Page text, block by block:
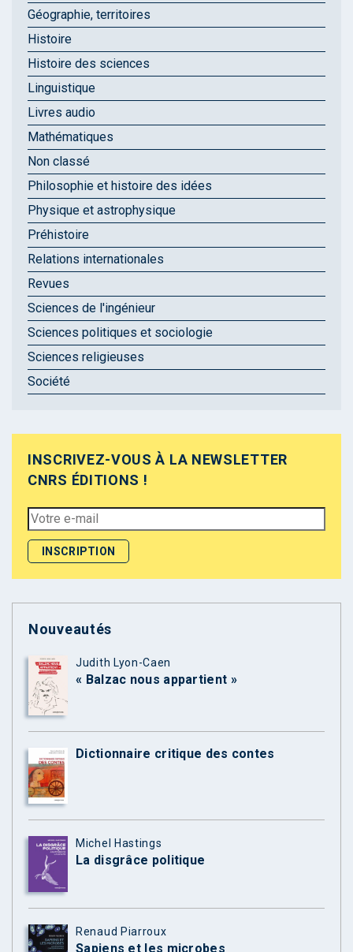
Géographie, territoires
Histoire
Histoire des sciences
Linguistique
Livres audio
Mathématiques
Non classé
Philosophie et histoire des idées
Physique et astrophysique
Préhistoire
Relations internationales
Revues
Sciences de l'ingénieur
Sciences politiques et sociologie
Sciences religieuses
Société
INSCRIVEZ-VOUS À LA NEWSLETTER
CNRS ÉDITIONS !
Nouveautés
Judith Lyon-Caen
« Balzac nous appartient »
Dictionnaire critique des contes
Michel Hastings
La disgrâce politique
Renaud Piarroux
Sapiens et les microbes